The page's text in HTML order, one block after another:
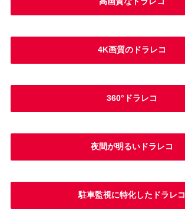
4K画質のドラレコ
360°ドラレコ
夜間が明るいドラレコ
駐車監視に特化したドラレコ